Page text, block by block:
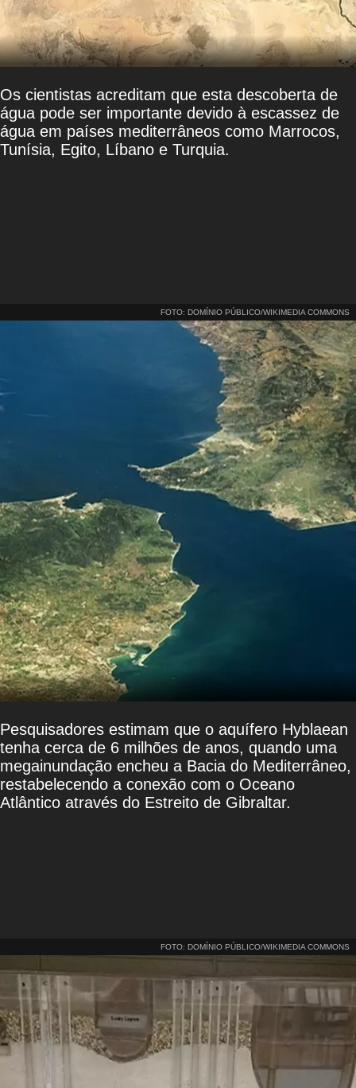
Os cientistas acreditam que esta descoberta de
água pode ser importante devido à escassez de
água em países mediterrâneos como Marrocos,
Tunísia, Egito, Líbano e Turquia.
FOTO: DOMÍNIO PÚBLICO/WIKIMEDIA COMMONS
Pesquisadores estimam que o aquífero Hyblaean
tenha cerca de 6 milhões de anos, quando uma
megainundação encheu a Bacia do Mediterrâneo,
restabelecendo a conexão com o Oceano
Atlântico através do Estreito de Gibraltar.
FOTO: DOMÍNIO PÚBLICO/WIKIMEDIA COMMONS